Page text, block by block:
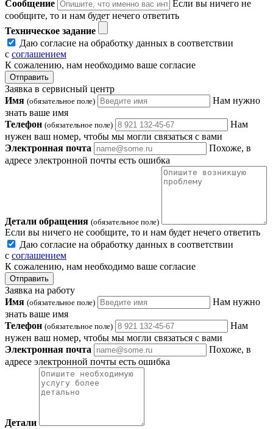
Сообщение
Если вы ничего не
сообщите, то и нам будет нечего ответить
Техническое задание
Даю согласие на обработку данных в соответствии
с соглашением
К сожалению, нам необходимо ваше согласие
Отправить
Заявка в сервисный центр
Имя (обязательное поле)
Нам нужно
знать ваше имя
Телефон (обязательное поле)
Нам
нужен ваш номер, чтобы мы могли связаться с вами
Электронная почта
Похоже, в
адресе электронной почты есть ошибка
Детали обращения (обязательное поле)
Если вы ничего не сообщите, то и нам будет нечего ответить
Даю согласие на обработку данных в соответствии
с соглашением
К сожалению, нам необходимо ваше согласие
Отправить
Заявка на работу
Имя (обязательное поле)
Нам нужно
знать ваше имя
Телефон (обязательное поле)
Нам
нужен ваш номер, чтобы мы могли связаться с вами
Электронная почта
Похоже, в
адресе электронной почты есть ошибка
Детали